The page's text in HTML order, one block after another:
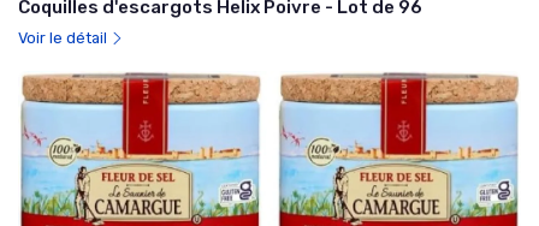
Coquilles d'escargots Helix Poivre - Lot de 96
Voir le détail